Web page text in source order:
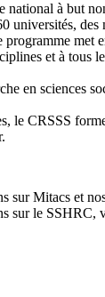
national à but
universités, des
met
et à tous
en sciences
le CRSSS
sur Mitacs et
sur le SSHRC,